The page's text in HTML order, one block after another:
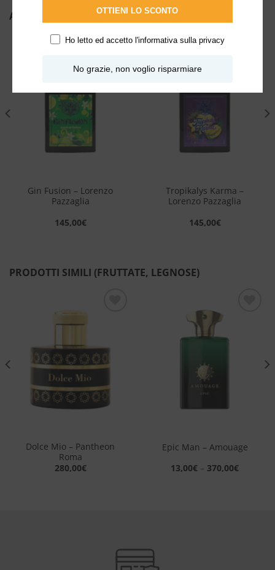
ALTRI PRODOTTI DI LORENZO PAZZAGLIA
Aggiungi
desideri
Gin Fusion – Lorenzo
Pazzaglia
145,00€
Tropikalys Karma –
Lorenzo Pazzaglia
145,00€
PRODOTTI SIMILI (FRUTTATE, LEGNOSE)
dei
desideri
Dolce Mio – Pantheon
Roma
280,00€
alla lista
Epic Man – Amouage
13,00€ – 370,00€
OTTIENI LO SCONTO
Ho letto ed accetto l'informativa sulla privacy
No grazie, non voglio risparmiare